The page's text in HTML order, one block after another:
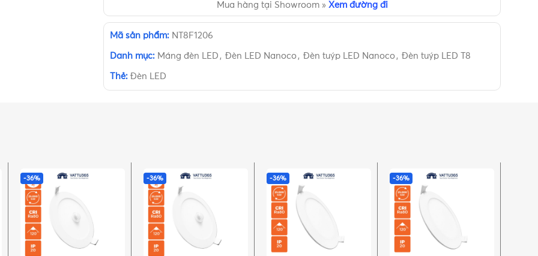
Mua hàng tại Showroom » Xem đường đi
Mã sản phẩm: NT8F1206
Danh mục: Máng đèn LED , Đèn LED Nanoco, Đèn tuýp LED Nanoco, Đèn tuýp LED T8
Thẻ: Đèn LED
-36% -36% -36% -36%